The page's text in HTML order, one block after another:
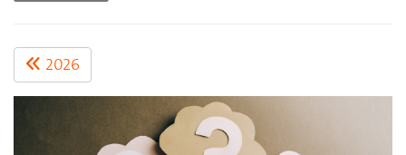
2026